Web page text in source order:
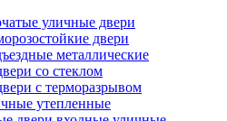
уличные двери
двери
металлические
со стеклом
с терморазрывом
утепленные